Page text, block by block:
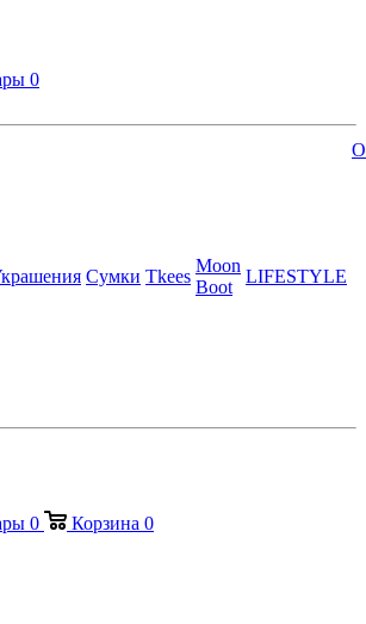
0
Сумки Tkees
Moon
Boot
LIFESTYLE
0 Корзина 0